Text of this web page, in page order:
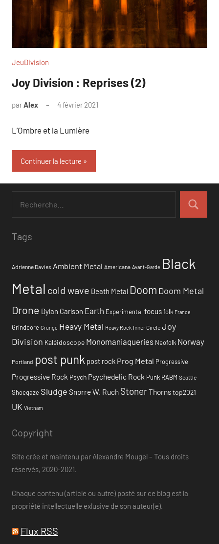
JeuDivision
Joy Division : Reprises (2)
parAlex 4 février 2021
L’Ombre et la Lumière
Continuer la lecture
Tags
Adrienne Davies Ambient Metal Americana Avant-Garde Black
Metal cold wave Death Metal Doom Doom Metal
Drone Dylan Carlson Earth Experimental focusfolk France
Grindcore Grunge Heavy Metal Heavy Rock Inner Circle Joy
Division Kaléidoscope Monomaniaqueries Neofolk Norway
Portland post punk post rock Prog Metal Progressive
Progressive Rock Psych Psychedelic Rock Punk RABM Seattle
Shoegaze Sludge Snorre W. Ruch StonerThornstop2021
UK Vietnam
Copyright
Site crée et maintenu par Alexandre Mougel – Tous droits
réservés, 2020-2021.
Chaque contenu (article ou autre) posté sur ce blog est la
propriété intellectuelle exlusive de son auteur(e).
Flux RSS